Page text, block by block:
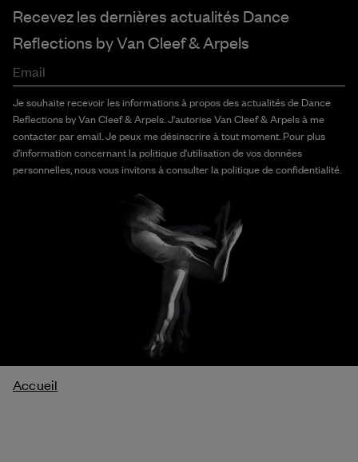
Recevez les dernières actualités Dance
Reflections byVan Cleef & Arpels
Email
Je souhaite recevoir les informations à propos des actualités de Dance
Reflections by Van Cleef & Arpels. J'autorise Van Cleef & Arpels à me
contacter par email. Je peux me désinscrire à tout moment. Pour plus
d'information concernant la politique d'utilisation de vos données
personnelles, nous vous invitons à consulter la politique de confidentialité.
Fil
Accueil